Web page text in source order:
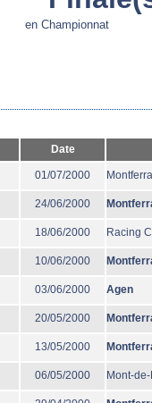
en Championnat
Date
01/07/2000
24/06/2000
18/06/2000 Racing
10/06/2000
03/06/2000 Agen
20/05/2000
13/05/2000
06/05/2000 Mont-